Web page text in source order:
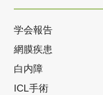
学会報告
網膜疾患
白内障
ICL手術